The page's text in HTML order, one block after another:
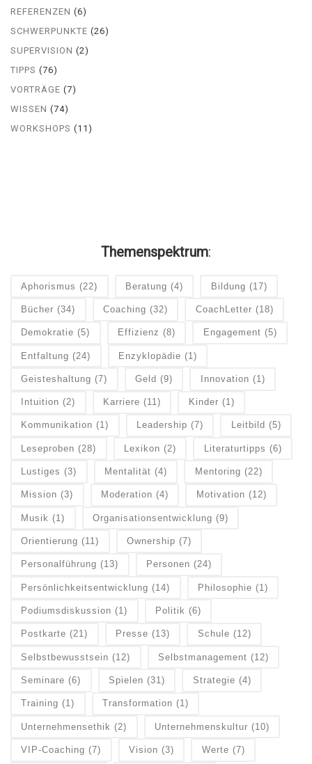
REFERENZEN (6)
SCHWERPUNKTE (26)
SUPERVISION (2)
TIPPS (76)
VORTRÄGE (7)
WISSEN (74)
WORKSHOPS (11)
Themenspektrum:
Aphorismus (22) Beratung (4) Bildung (17)
Bücher (34) Coaching (32) CoachLetter (18)
Demokratie (5) Effizienz (8) Engagement (5)
Entfaltung (24) Enzyklopädie (1)
Geisteshaltung (7) Geld (9) Innovation (1)
Intuition (2) Karriere (11) Kinder (1)
Kommunikation (1) Leadership (7) Leitbild (5)
Leseproben (28) Lexikon (2) Literaturtipps (6)
Lustiges (3) Mentalität (4) Mentoring (22)
Mission (3) Moderation (4) Motivation (12)
Musik (1) Organisationsentwicklung (9)
Orientierung (11) Ownership (7)
Personalführung (13) Personen (24)
Persönlichkeitsentwicklung (14) Philosophie (1)
Podiumsdiskussion (1) Politik (6)
Postkarte (21) Presse (13) Schule (12)
Selbstbewusstsein (12) Selbstmanagement (12)
Seminare (6) Spielen (31) Strategie (4)
Training (1) Transformation (1)
Unternehmensethik (2) Unternehmenskultur (10)
VIP-Coaching (7) Vision (3) Werte (7)